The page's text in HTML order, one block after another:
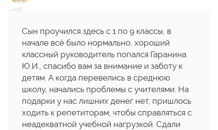
Сын проучился здесь с 1 по 9 классы, в
начале всё было нормально, хороший
классный руководитель попался Гаранина
Ю.И., спасибо вам за внимание и заботу к
детям. А когда перевелись в среднюю
школу, начались проблемы с учителями. На
подарки у нас лишних денег нет, пришлось
ходить к репетиторам, чтобы справляться с
неадекватной учебной нагрузкой. Сдали